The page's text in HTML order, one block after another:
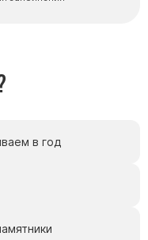
в год